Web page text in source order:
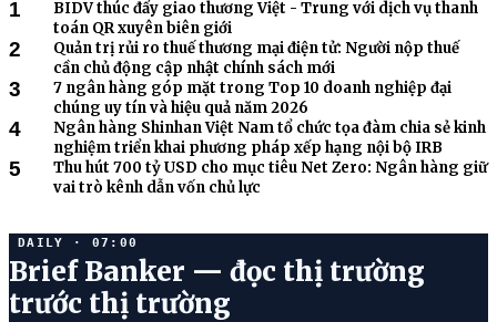
1
BIDV thúc đẩy giao thương Việt - Trung với dịch vụ thanh
toán QR xuyên biên giới
2
Quản trị rủi ro thuế thương mại điện tử: Người nộp thuế
cần chủ động cập nhật chính sách mới
3
7 ngân hàng góp mặt trong Top 10 doanh nghiệp đại
chúng uy tín và hiệu quả năm 2026
4
Ngân hàng Shinhan Việt Nam tổ chức tọa đàm chia sẻ kinh
nghiệm triển khai phương pháp xếp hạng nội bộ IRB
5
Thu hút 700 tỷ USD cho mục tiêu Net Zero: Ngân hàng giữ
vai trò kênh dẫn vốn chủ lực
DAILY · 07:00
Brief Banker — đọc thị trường
trước thị trường